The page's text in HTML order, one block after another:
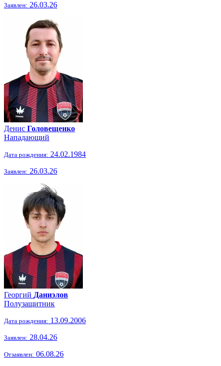
Заявлен: 26.03.26
Денис Головещенко
Нападающий
Дата рождения: 24.02.1984
Заявлен: 26.03.26
Георгий Даниэлов
Полузащитник
Дата рождения: 13.09.2006
Заявлен: 28.04.26
Отзаявлен: 06.08.26